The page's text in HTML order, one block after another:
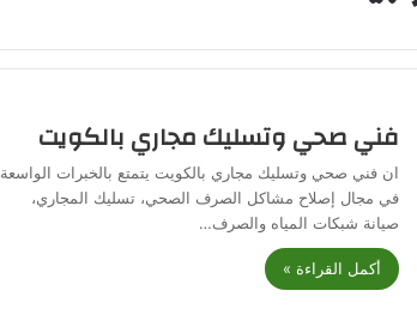
فني صحي وتسليك مجاري بالكويت
ان فني صحي وتسليك مجاري بالكويت يتمتع بالخبرات الواسعة
في مجال إصلاح مشاكل الصرف الصحي، تسليك المجاري،
صيانة شبكات المياه والصرف…
أكمل القراءة »